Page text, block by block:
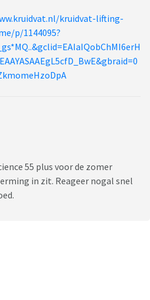
kruidvat-lifting-
p/1144095?
55 plus voor de zomer
in zit. Reageer nogal snel